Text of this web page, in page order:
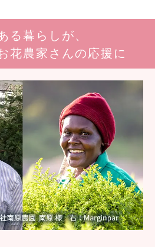
る暮らしが、
花農家さんの応援に